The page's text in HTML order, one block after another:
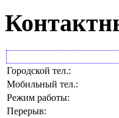
Городской тел.:
Мобильный тел.:
Режим работы:
Перерыв: